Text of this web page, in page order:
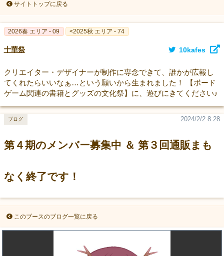
サイトトップに戻る
2026春 エリア - 09 <2025秋 エリア - 74
十華祭 10kafes
クリエイター・デザイナーが制作に専念できて、誰かが広報し
てくれたらいいなぁ…という願いから生まれました！ 【ボード
ゲーム関連の書籍とグッズの文化祭】に、遊びにきてください♪
第４期のメンバー募集中 ＆ 第３回通販まも
なく終了です！
2024/2/2 8:28
ブログ
このブースのブログ一覧に戻る